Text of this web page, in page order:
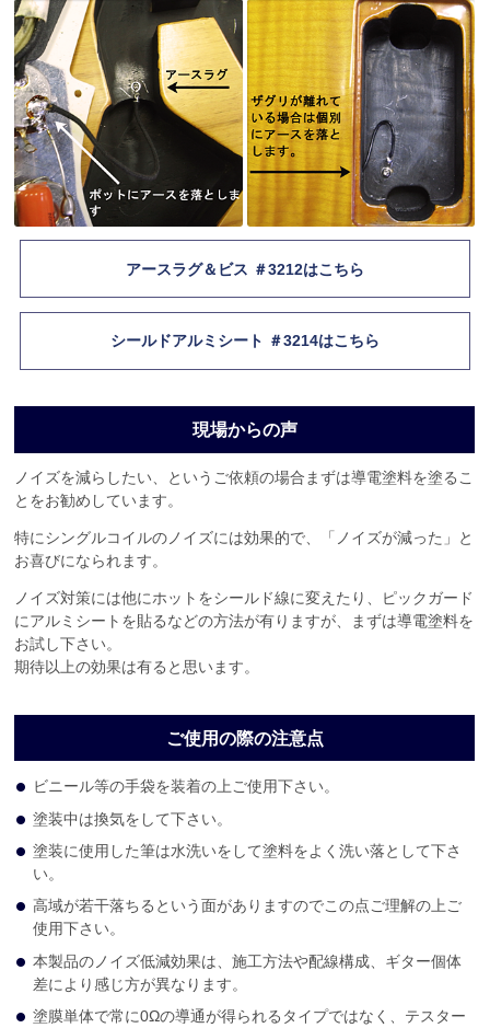
アースラグ＆ビス ＃3212はこちら
シールドアルミシート ＃3214はこちら
現場からの声
ノイズを減らしたい、というご依頼の場合まずは導電塗料を塗るこ
とをお勧めしています。
特にシングルコイルのノイズには効果的で、「ノイズが減った」と
お喜びになられます。
ノイズ対策には他にホットをシールド線に変えたり、ピックガード
にアルミシートを貼るなどの方法が有りますが、まずは導電塗料を
お試し下さい。
期待以上の効果は有ると思います。
ご使用の際の注意点
ビニール等の手袋を装着の上ご使用下さい。
塗装中は換気をして下さい。
塗装に使用した筆は水洗いをして塗料をよく洗い落として下さ
い。
高域が若干落ちるという面がありますのでこの点ご理解の上ご
使用下さい。
本製品のノイズ低減効果は、施工方法や配線構成、ギター個体
差により感じ方が異なります。
塗膜単体で常に0Ωの導通が得られるタイプではなく、テスター